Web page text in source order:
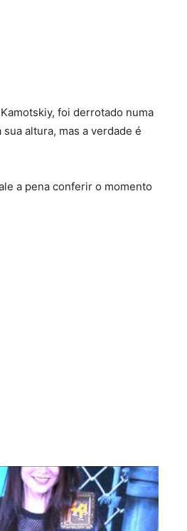
foi derrotado numa
altura, mas a verdade é
a pena conferir o momento